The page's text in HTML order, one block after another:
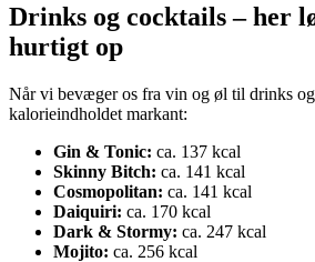
Drinks og cocktails – her
hurtigt op
Når vi bevæger os fra vin og øl til drinks
kalorieindholdet markant:
Gin & Tonic: ca. 137 kcal
Skinny Bitch: ca. 141 kcal
Cosmopolitan: ca. 141 kcal
Daiquiri: ca. 170 kcal
Dark & Stormy: ca. 247 kcal
Mojito: ca. 256 kcal